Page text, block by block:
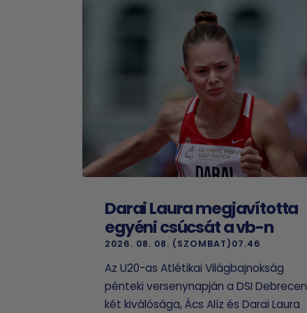
Darai Laura megjavította
egyéni csúcsát a vb-n
2026. 08. 08. (SZOMBAT)07.46
Az U20-as Atlétikai Világbajnokság
pénteki versenynapján a DSI Debrecen
két kiválósága, Ács Alíz és Darai Laura